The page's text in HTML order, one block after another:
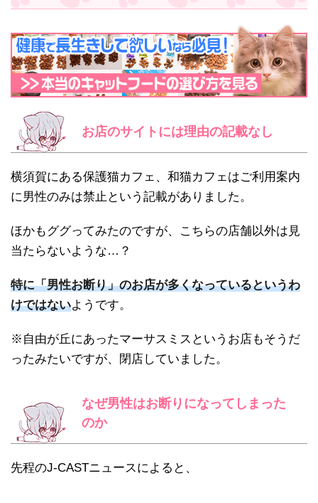
お店のサイトには理由の記載なし
横須賀にある保護猫カフェ、和猫カフェはご利用案内
に男性のみは禁止という記載がありました。
ほかもググってみたのですが、こちらの店舗以外は見
当たらないような…？
特に「男性お断り」のお店が多くなっているというわ
けではないようです。
※自由が丘にあったマーサスミスというお店もそうだ
ったみたいですが、閉店していました。
なぜ男性はお断りになってしまった
のか
先程のJ-CASTニュースによると、